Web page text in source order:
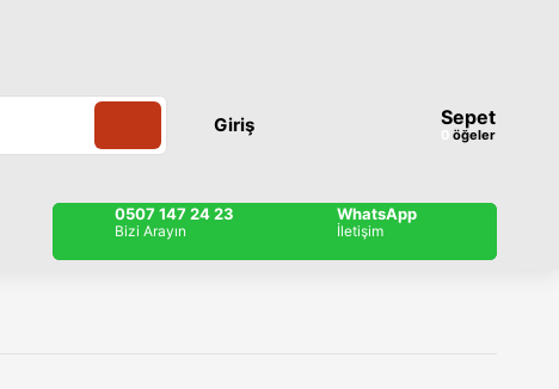
Giriş Sepet
öğeler
0507 147 24 23
Bizi Arayın
WhatsApp
İletişim